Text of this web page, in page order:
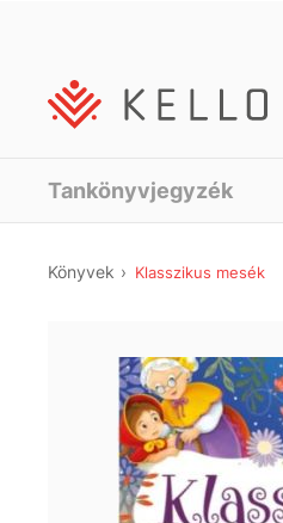
Tankönyvjegyzék
Könyvek Klasszikus mesék